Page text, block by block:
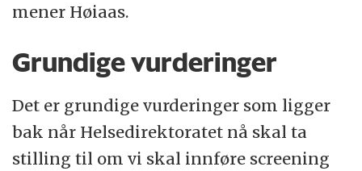
mener Høiaas.
Grundige vurderinger
Det er grundige vurderinger som ligger
bak når Helsedirektoratet nå skal ta
stilling til om vi skal innføre screening